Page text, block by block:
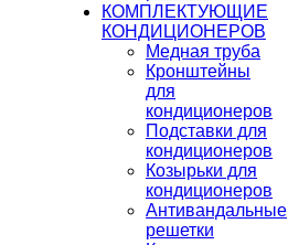
КОМПЛЕКТУЮЩИЕ
КОНДИЦИОНЕРОВ
Медная труба
Кронштейны
для
кондиционеров
Подставки для
кондиционеров
Козырьки для
кондиционеров
Антивандальные
решетки